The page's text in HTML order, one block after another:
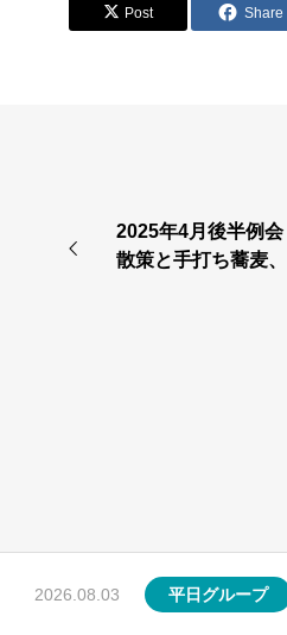
Post Share
2025年4月後半例
散策と手打ち蕎麦、
2026.08.03 平日グループ